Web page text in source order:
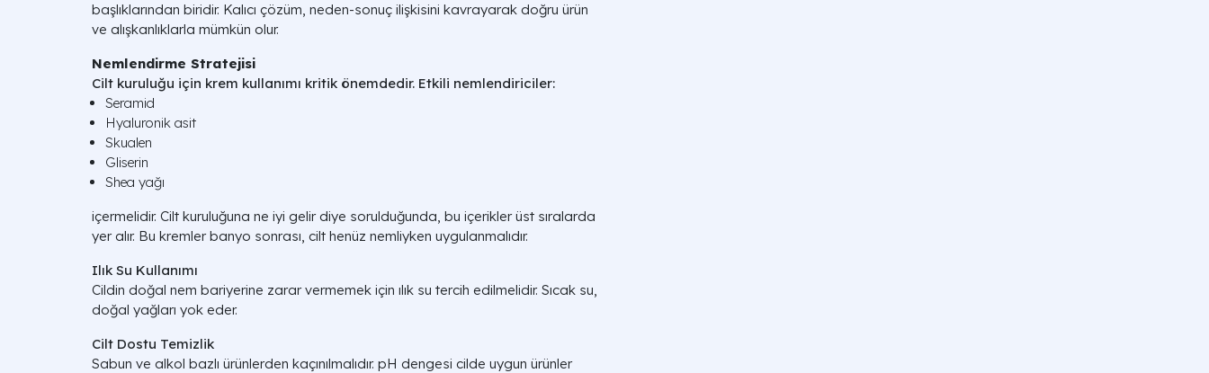
başlıklarından biridir. Kalıcı çözüm, neden-sonuç ilişkisini kavrayarak doğru ürün
ve alışkanlıklarla mümkün olur.
Nemlendirme Stratejisi
Cilt kuruluğu için krem kullanımı kritik önemdedir. Etkili nemlendiriciler:
Seramid
Hyaluronik asit
Skualen
Gliserin
Shea yağı
içermelidir. Cilt kuruluğuna ne iyi gelir diye sorulduğunda, bu içerikler üst sıralarda
yer alır. Bu kremler banyo sonrası, cilt henüz nemliyken uygulanmalıdır.
Ilık Su Kullanımı
Cildin doğal nem bariyerine zarar vermemek için ılık su tercih edilmelidir. Sıcak su,
doğal yağları yok eder.
Cilt Dostu Temizlik
Sabun ve alkol bazlı ürünlerden kaçınılmalıdır. pH dengesi cilde uygun ürünler